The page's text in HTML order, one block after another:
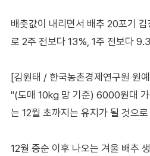
배춧값이 내리면서 배추 20포기
로 2주 전보다 13%, 1주 전보다
[김원태 / 한국농촌경제연구원 원
"(도매 10kg 망 기준) 6000원대
는 12월 초까지는 유지가 될 것으
12월 중순 이후 나오는 겨울 배추